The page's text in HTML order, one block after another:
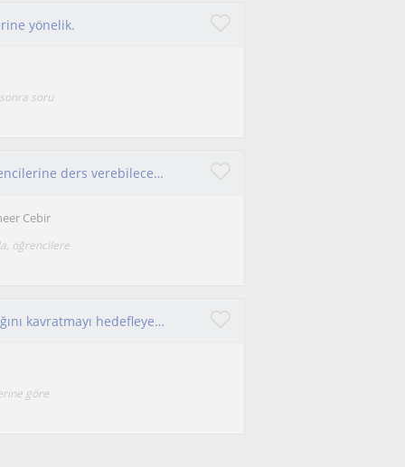
yönelik.
soru
Matematik dersi kapsamanda ortaokul lise öğrencilerine ders verebilecek seviyedeyim mühendislik mezunuyum
Cebir
öğrencilere
Kendimi, matematiği ezberletmek yerine mantığını kavratmayı hedefleyen, sabırlı ve öğrenci odaklı bir öğretmen olarak tanımlıyorum
göre